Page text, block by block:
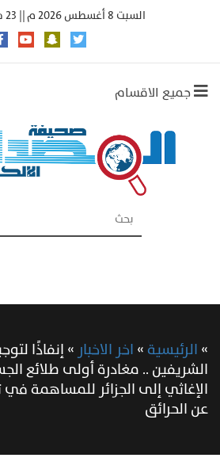
السبت 8 أغسطس 2026 م || 23 صفر 1448هـ ||
جميع الاقسام
»الرئيسية»اخر الاخبار »إنفاذًا
الشريفين .. مغادرة أولى طلائع
الإغاثي إلى الجزائر للمساهمة في
عن الحرائق